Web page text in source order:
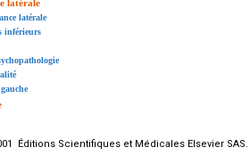
latérale
latérale
inférieurs
Éditions Scientifiques et Médicales Elsevier